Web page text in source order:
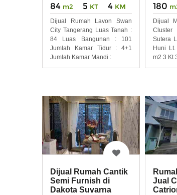
84 m2 5 KT 4 KM
Dijual Rumah Lavon Swan
City Tangerang Luas Tanah :
84 Luas Bangunan : 101
Jumlah Kamar Tidur : 4+1
Jumlah Kamar Mandi :
180
Dijual
Sutera
Huni
m2 3 Kt
Dijual Rumah Cantik
Semi Furnish di
Dakota Suvarna
Jual